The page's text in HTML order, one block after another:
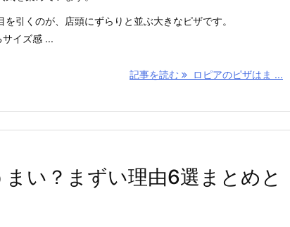
を引くのが、店頭にずらりと並ぶ大きなピザです。
イズ感 ...
記事を読む ロピアのピザはま ...
い？まずい理由6選まとめと